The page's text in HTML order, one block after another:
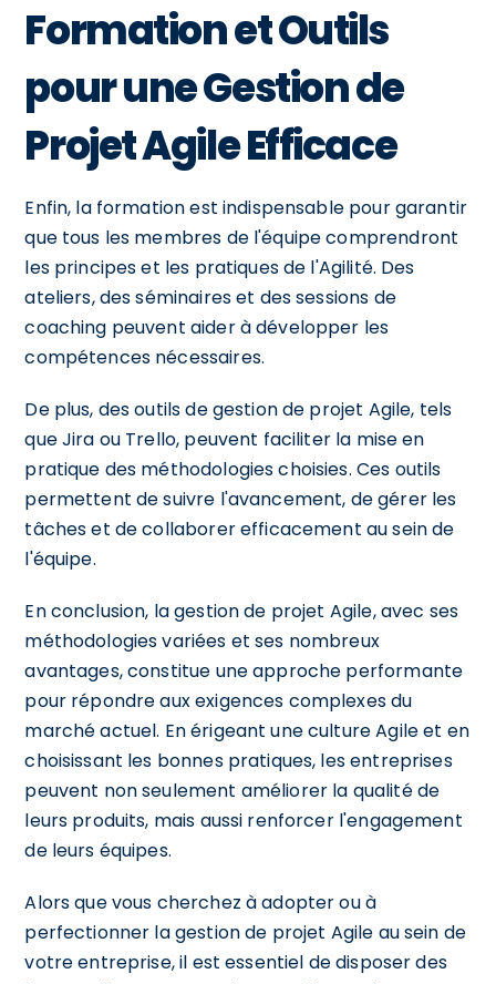
Formation et Outils
pour une Gestion de
Projet Agile Efficace
Enfin, la formation est indispensable pour garantir
que tous les membres de l'équipe comprendront
les principes et les pratiques de l'Agilité. Des
ateliers, des séminaires et des sessions de
coaching peuvent aider à développer les
compétences nécessaires.
De plus, des outils de gestion de projet Agile, tels
que Jira ou Trello, peuvent faciliter la mise en
pratique des méthodologies choisies. Ces outils
permettent de suivre l'avancement, de gérer les
tâches et de collaborer efficacement au sein de
l'équipe.
En conclusion, la gestion de projet Agile, avec ses
méthodologies variées et ses nombreux
avantages, constitue une approche performante
pour répondre aux exigences complexes du
marché actuel. En érigeant une culture Agile et en
choisissant les bonnes pratiques, les entreprises
peuvent non seulement améliorer la qualité de
leurs produits, mais aussi renforcer l'engagement
de leurs équipes.
Alors que vous cherchez à adopter ou à
perfectionner la gestion de projet Agile au sein de
votre entreprise, il est essentiel de disposer des